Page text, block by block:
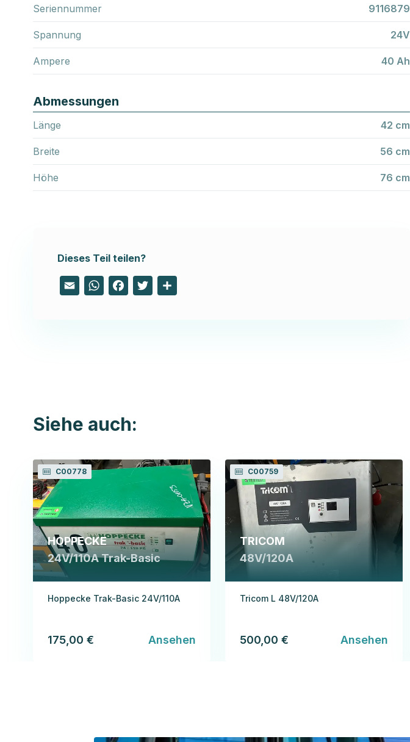
Seriennummer 9116879
Spannung 24V
Ampere 40 Ah
Abmessungen
Länge 42 cm
Breite 56 cm
Höhe 76 cm
Dieses Teil teilen?
Email WhatsApp
FacebookTwitter
Siehe auch:
C00778
HOPPECKE
24V/110A Trak-Basic
Hoppecke Trak-Basic 24V/110A
175,00 € Ansehen
C00759
TRICOM
48V/120A
Tricom L 48V/120A
500,00 € Ansehen